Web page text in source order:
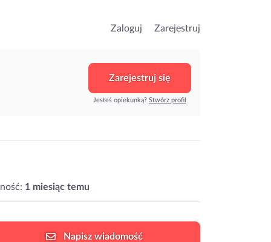
Zaloguj Zarejestruj
Zarejestruj się
Jesteś opiekunką? Stwórz profil
1 miesiąc temu
Napisz wiadomość